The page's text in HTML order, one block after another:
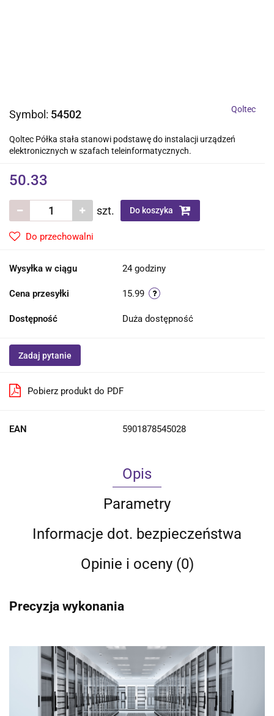
Symbol: 54502 Qoltec
Qoltec Półka stała stanowi podstawę do instalacji urządzeń
elektronicznych w szafach teleinformatycznych.
50.33
szt. Do koszyka
Do przechowalni
Wysyłka w ciągu 24 godziny
Cena przesyłki 15.99
Dostępność Duża dostępność
Zadaj pytanie
Pobierz produkt do PDF
EAN 5901878545028
Opis
Parametry
Informacje dot. bezpieczeństwa
Opinie i oceny (0)
Precyzja wykonania